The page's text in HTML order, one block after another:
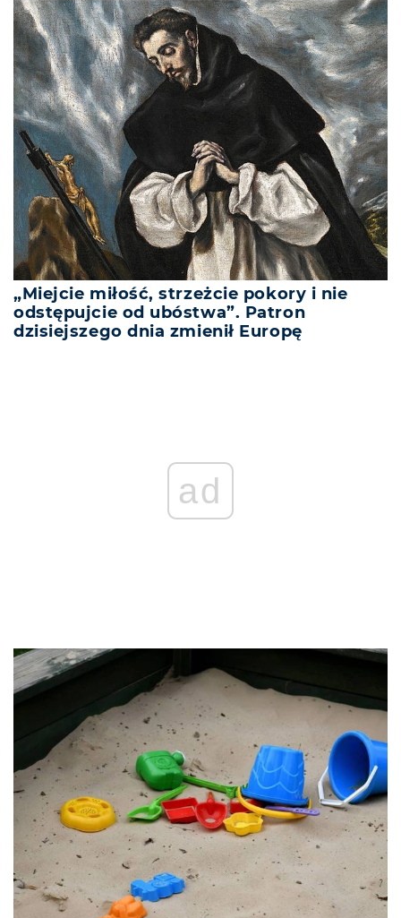
„Miejcie miłość, strzeżcie pokory i nie
odstępujcie od ubóstwa”. Patron
dzisiejszego dnia zmienił Europę
ad